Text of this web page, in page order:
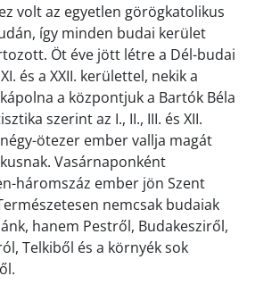
volt az egyetlen görögkatolikus
így minden budai kerület
Öt éve jött létre a Dél-budai
és a XXII. kerülettel, nekik a
a központjuk a Bartók Béla
szerint az I., II., III. és XII.
ötezer ember vallja magát
Vasárnaponként
háromszáz ember jön Szent
nemcsak budaiak
hanem Pestről, Budakesziről,
Telkiből és a környék sok